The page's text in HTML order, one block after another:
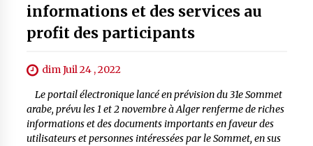
informations et des services au
profit des participants
dim Juil 24 , 2022
Le portail électronique lancé en prévision du 31e Sommet
arabe, prévu les 1 et 2 novembre à Alger renferme de riches
informations et des documents importants en faveur des
utilisateurs et personnes intéressées par le Sommet, en sus